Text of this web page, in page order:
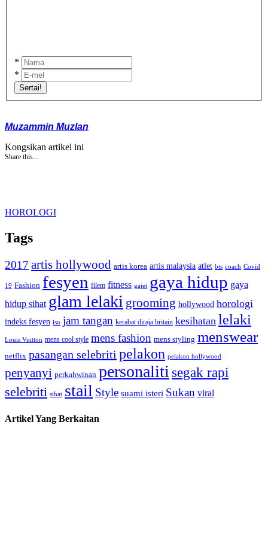
*
*
Sertai!
Muzammin Muzlan
Kongsikan artikel ini
Share this...
HOROLOGI
Tags
2017 artis hollywood artis korea artis malaysia atlet bts coach Covid
19 Fashion fesyen filem fitness gajet gaya hidup gaya
hidup sihat glam lelaki grooming hollywood horologi
indeks fesyen isu jam tangan kerabat diraja britain kesihatan lelaki
Louis Vuitton mens cool style mens fashion mens styling menswear
netflix pasangan selebriti pelakon pelakon hollywood
penyanyi perkahwinan personalitisegak rapi
selebriti sihat stail Style suami isteri Sukan viral
Artikel Yang Berkaitan